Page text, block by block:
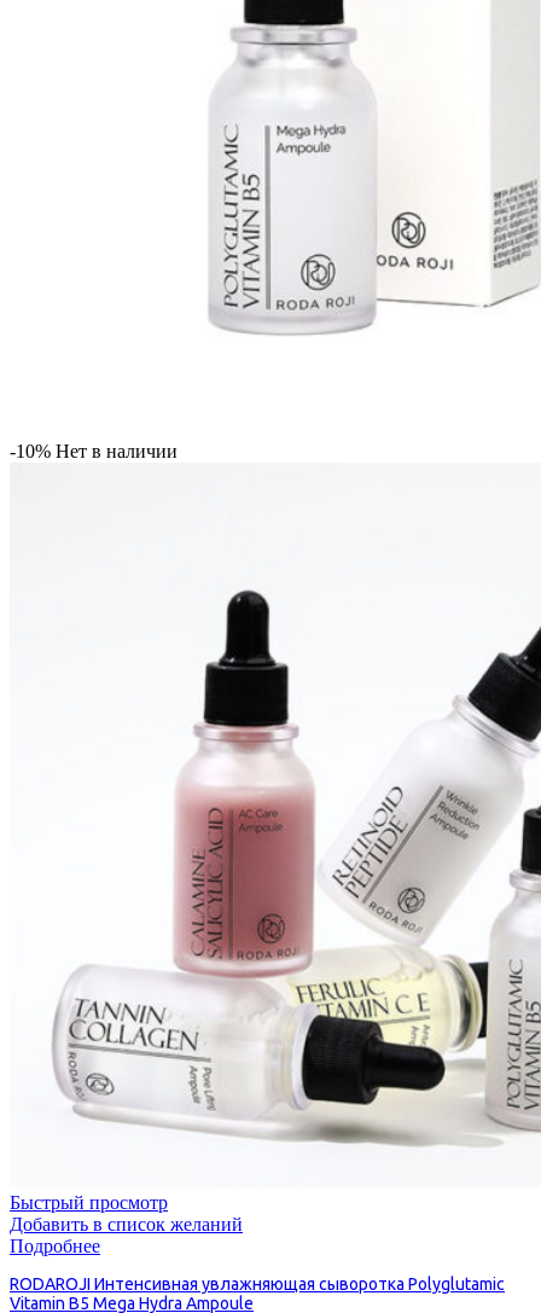
-10% Нет в наличии
Быстрый просмотр
Добавить в список желаний
Подробнее
RODAROJI Интенсивная увлажняющая сыворотка Polyglutamic
Vitamin B5 Mega Hydra Ampoule